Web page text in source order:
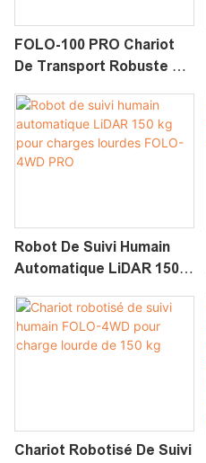
FOLO-100 PRO Chariot
De Transport Robuste À
Avec Robot Suiveur
Automatique
Robot De Suivi Humain
Automatique LiDAR 150
FOLO-4WD PRO
Chariot Robotisé De Suivi